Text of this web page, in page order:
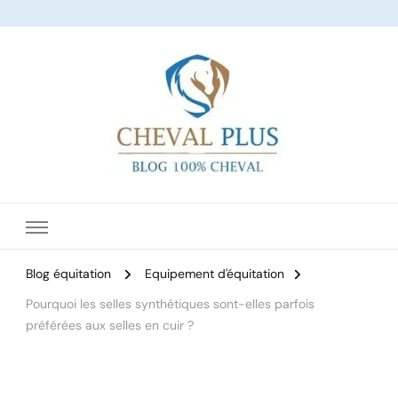
Blog équitation
Equipement d'équitation
Pourquoi les selles synthétiques sont-elles parfois
préférées aux selles en cuir ?